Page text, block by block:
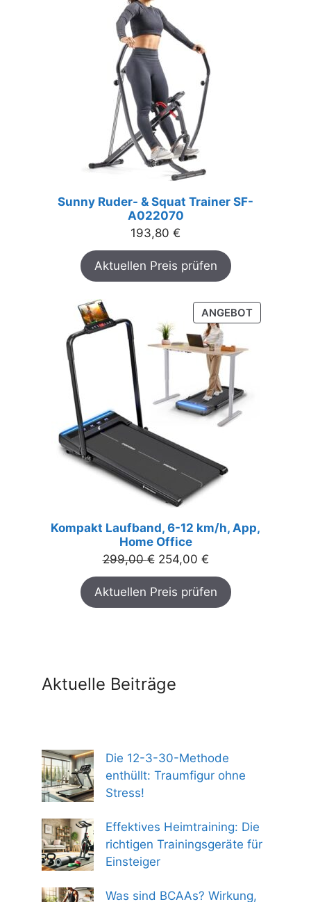
Sunny Ruder- & Squat Trainer SF-
A022070
193,80 €
Aktuellen Preis prüfen
ANGEBOTPRODUKT
IM
Kompakt Laufband, 6-12 km/h, App,
Home Office
299,00€ Ursprünglicher
Preis
war:
299,00 €
254,00 €Aktueller
Preis
ist:
254,00 €.
Aktuellen Preis prüfen
Aktuelle Beiträge
Die 12-3-30-Methode
enthüllt: Traumfigur ohne
Stress!
Effektives Heimtraining: Die
richtigen Trainingsgeräte für
Einsteiger
Was sind BCAAs? Wirkung,